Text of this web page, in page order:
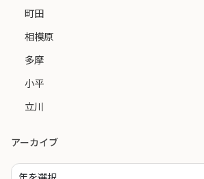
町田
相模原
多摩
小平
立川
アーカイブ